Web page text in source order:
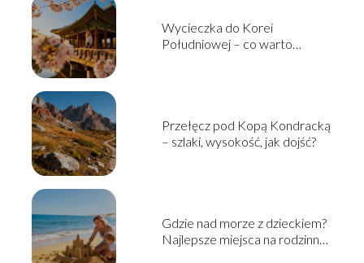
Wycieczka do Korei
Południowej – co warto
Przełęcz pod Kopą Kondracką
– szlaki, wysokość, jak dojść?
Gdzie nad morze z dzieckiem?
Najlepsze miejsca na rodzinny